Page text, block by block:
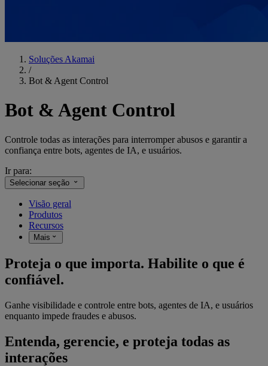
Soluções Akamai
/
Bot & Agent Control
Bot & Agent Control
Controle todas as interações para interromper abusos e garantir a
confiança entre bots, agentes de IA, e usuários.
Ir para:
Selecionar seção
Visão geral
Produtos
Recursos
Mais
Proteja o que importa. Habilite o que é
confiável.
Ganhe visibilidade e controle entre bots, agentes de IA, e usuários
enquanto impede fraudes e abusos.
Entenda, gerencie, e proteja todas as
interações